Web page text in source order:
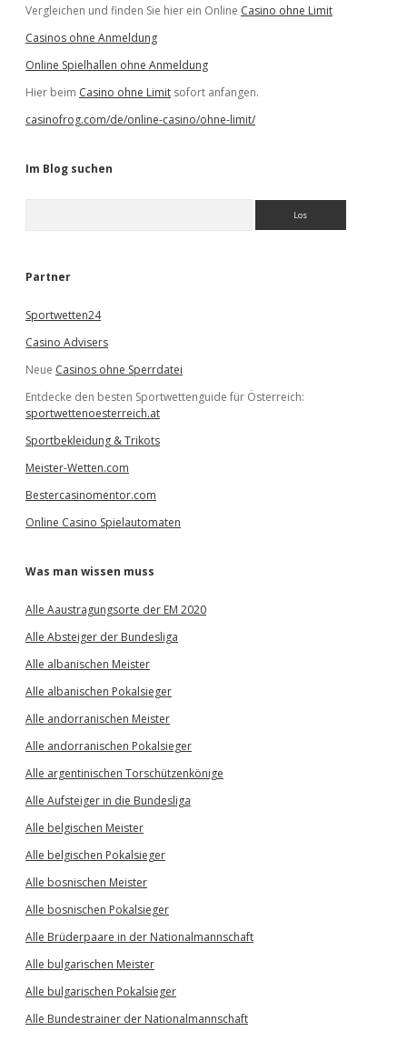
Vergleichen und finden Sie hier ein Online Casino ohne Limit
Casinos ohne Anmeldung
Online Spielhallen ohne Anmeldung
Hier beim Casino ohne Limit sofort anfangen.
casinofrog.com/de/online-casino/ohne-limit/
Im Blog suchen
e
Partner
Sportwetten24
Casino Advisers
Neue Casinos ohne Sperrdatei
Entdecke den besten Sportwettenguide für Österreich:
sportwettenoesterreich.at
Sportbekleidung & Trikots
Meister-Wetten.com
Bestercasinomentor.com
Online Casino Spielautomaten
Was man wissen muss
Alle Aaustragungsorte der EM 2020
Alle Absteiger der Bundesliga
Alle albanischen Meister
Alle albanischen Pokalsieger
Alle andorranischen Meister
Alle andorranischen Pokalsieger
Alle argentinischen Torschützenkönige
Alle Aufsteiger in die Bundesliga
Alle belgischen Meister
Alle belgischen Pokalsieger
Alle bosnischen Meister
Alle bosnischen Pokalsieger
Alle Brüderpaare in der Nationalmannschaft
Alle bulgarischen Meister
Alle bulgarischen Pokalsieger
Alle Bundestrainer der Nationalmannschaft